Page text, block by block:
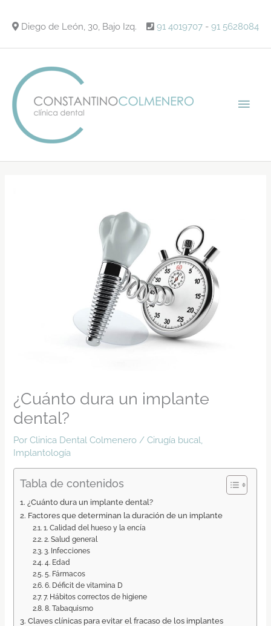
Diego de León, 30, Bajo Izq. 91 4019707 - 91 5628084
¿Cuánto dura un implante
dental?
PorClinica Dental Colmenero /Cirugía bucal
Implantología
Tabla de contenidos
¿Cuánto dura un implante dental?
Factores que determinan la duración de un implante
1. Calidad del hueso y la encía
2. Salud general
3. Infecciones
4. Edad
5. Fármacos
6. Déficit de vitamina D
7. Hábitos correctos de higiene
8. Tabaquismo
Claves clínicas para evitar el fracaso de los implantes